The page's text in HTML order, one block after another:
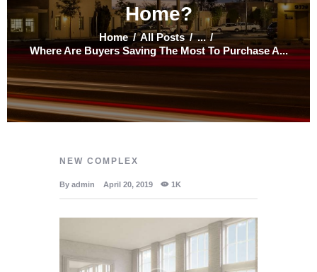
Home?
Home All Posts
...
Where Are Buyers Saving The Most To Purchase A...
NEW COMPLEX
By admin April 20, 2019 1K